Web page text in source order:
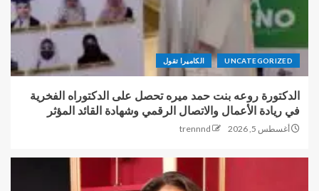
UNCATEGORIZED الكاميرا تقول
الدكتورة روعه بنت حمد ميره تحصل على الدكتوراه الفخرية
في ريادة الأعمال والاتصال الرقمي وشهادة القائد المؤثر
أغسطس 5, 2026 trennnd